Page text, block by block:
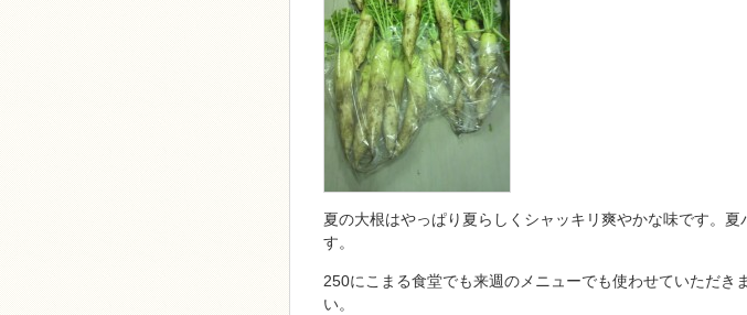
夏の大根はやっぱり夏らしくシャッキリ爽やかな味です。夏
す。
250にこまる食堂でも来週のメニューでも使わせていただき
い。